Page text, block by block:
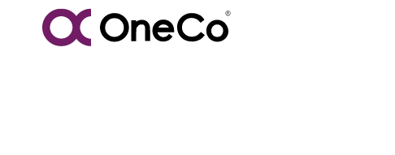
Tiltak